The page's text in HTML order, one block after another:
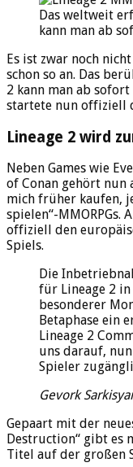
Das weltweit
kann man ab
Es ist zwar noch
schon so an. Das
2 kann man ab
startete nun offiziell
Lineage 2 wird
Neben Games wie
of Conan gehört nun
mich früher kaufen,
spielen“-MMORPGs.
offiziell den
Spiels.
Die
für Lineage 2
besonderer
Betaphase ein
Lineage 2
uns darauf,
Spieler
Gevork
Gepaart mit der
Destruction“ gibt es
Titel auf der großen